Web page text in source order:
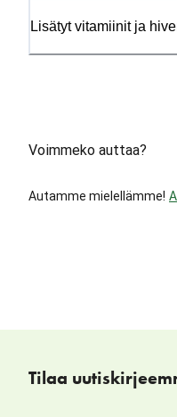
Lisätyt vitamiinit ja
Voimmeko auttaa?
Autamme mielellämme!
Tilaa